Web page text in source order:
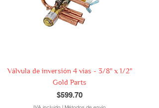
Válvula de inversión 4 vías - 3/8" x 1/2"
Gold Parts
Precio
$599.70